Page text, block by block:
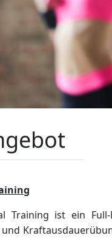
Training ist ein